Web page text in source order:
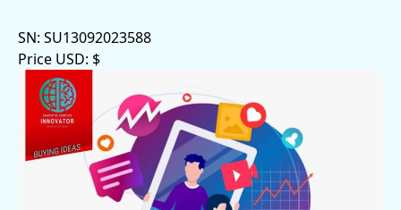
SN: SU13092023588
Price USD: $